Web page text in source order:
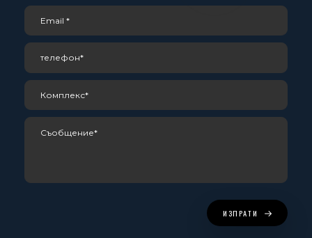
ИЗПРАТИ